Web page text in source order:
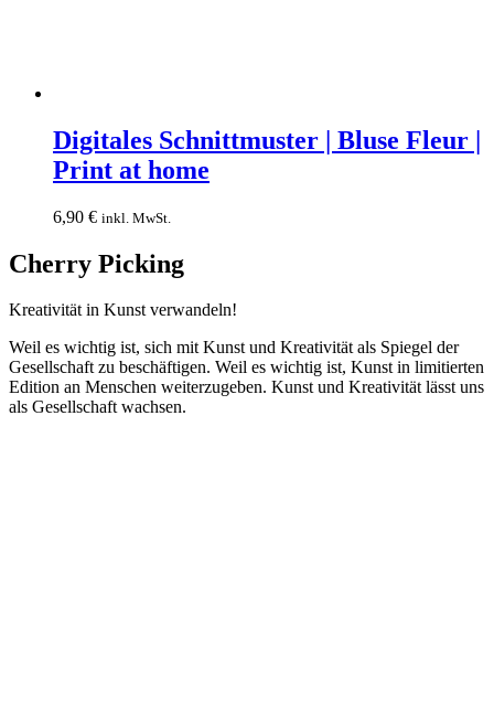
Schnittmuster
|
Bluse
|
Print
home
Digitales Schnittmuster | Bluse Fleur |
Print at home
6,90 € inkl. MwSt.
Cherry Picking
Kreativität in Kunst verwandeln!
Weil es wichtig ist, sich mit Kunst und Kreativität als Spiegel der
Gesellschaft zu beschäftigen. Weil es wichtig ist, Kunst in limitierten
Edition an Menschen weiterzugeben. Kunst und Kreativität lässt uns
als Gesellschaft wachsen.